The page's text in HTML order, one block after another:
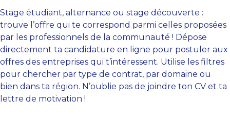
Stage étudiant, alternance ou stage découverte :
trouve l’offre qui te correspond parmi celles proposées
par les professionnels de la communauté ! Dépose
directement ta candidature en ligne pour postuler aux
offres des entreprises qui t’intéressent. Utilise les filtres
pour chercher par type de contrat, par domaine ou
bien dans ta région. N’oublie pas de joindre ton CV et ta
lettre de motivation !